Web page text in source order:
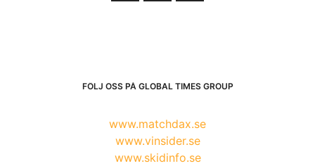
FÖLJ OSS PÅ GLOBAL TIMES GROUP
www.matchdax.se
www.vinsider.se
www.skidinfo.se